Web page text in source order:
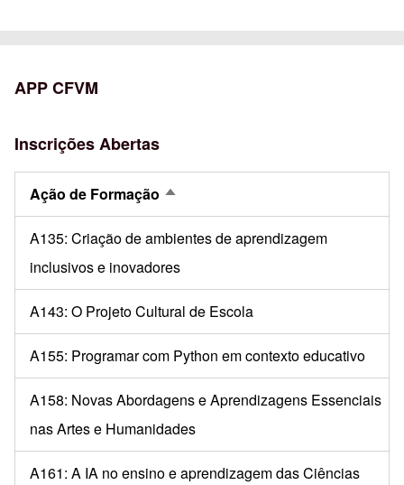
APP CFVM
Inscrições Abertas
Ação de Formação Ordenação descendente
A135: Criação de ambientes de aprendizagem
inclusivos e inovadores
A143: O Projeto Cultural de Escola
A155: Programar com Python em contexto educativo
A158: Novas Abordagens e Aprendizagens Essenciais
nas Artes e Humanidades
A161: A IA no ensino e aprendizagem das Ciências